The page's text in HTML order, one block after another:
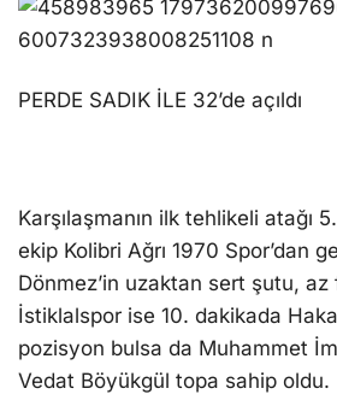
PERDE SADIK İLE 32’de açıldı
Karşılaşmanın ilk tehlikeli atağı
ekip Kolibri Ağrı 1970 Spor’dan
Dönmez’in uzaktan sert şutu, az
İstiklalspor ise 10. dakikada
pozisyon bulsa da Muhammet
Vedat Böyükgül topa sahip oldu.